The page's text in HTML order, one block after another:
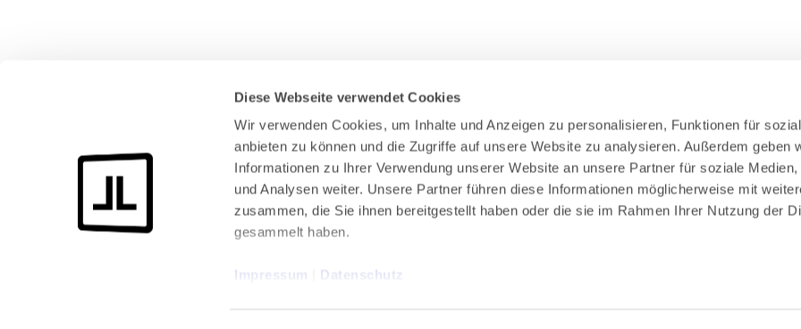
Diese Webseite verwendet Cookies
Wir verwenden Cookies, um Inhalte und Anzeigen zu personalisieren, Funktionen für
anbieten zu können und die Zugriffe auf unsere Website zu analysieren. Außerdem geben
Informationen zu Ihrer Verwendung unserer Website an unsere Partner für soziale Medien,
und Analysen weiter. Unsere Partner führen diese Informationen möglicherweise mit
zusammen, die Sie ihnen bereitgestellt haben oder die sie im Rahmen Ihrer Nutzung der
gesammelt haben.
Impressum Datenschutz